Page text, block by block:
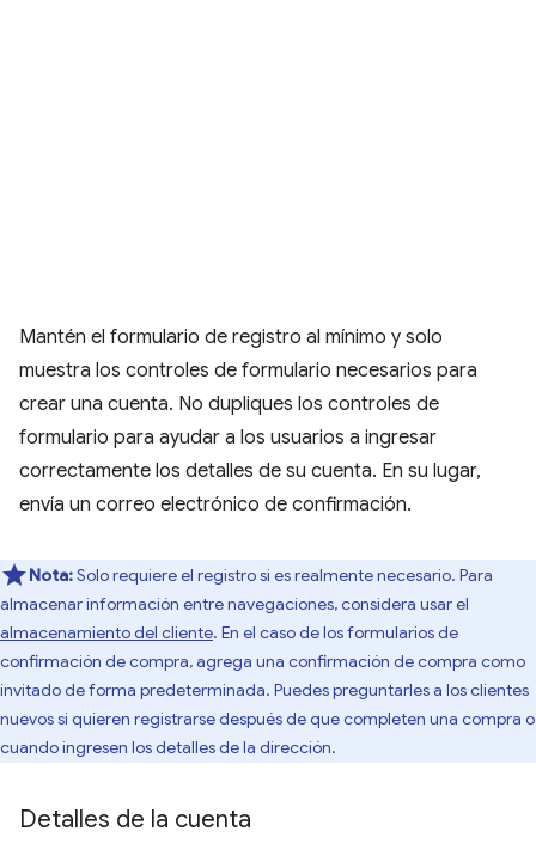
Mantén el formulario de registro al mínimo y solo
muestra los controles de formulario necesarios para
crear una cuenta. No dupliques los controles de
formulario para ayudar a los usuarios a ingresar
correctamente los detalles de su cuenta. En su lugar,
envía un correo electrónico de confirmación.
Nota:Solo requiere el registro si es realmente necesario. Para
almacenar información entre navegaciones, considera usar el
almacenamiento del cliente. En el caso de los formularios de
confirmación de compra, agrega una confirmación de compra como
invitado de forma predeterminada. Puedes preguntarles a los clientes
nuevos si quieren registrarse después de que completen una compra o
cuando ingresen los detalles de la dirección.
Detalles de la cuenta